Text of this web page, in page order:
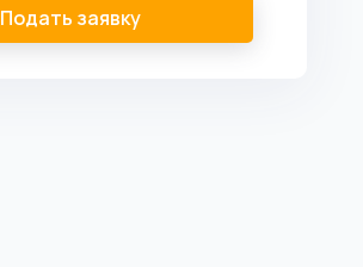
Подать заявку